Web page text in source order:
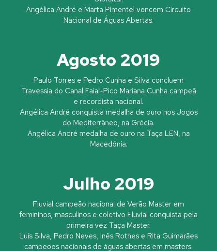
Angélica André e Marta Pimentel vencem Circuito
Nacional de Águas Abertas.
Agosto 2019
Paulo Torres e Pedro Cunha e Silva concluem
Travessia do Canal Faial-Pico Mariana Cunha campeã
e recordista nacional.
Angélica André conquista medalha de ouro nos Jogos
do Mediterrâneo, na Grécia.
Angélica André medalha de ouro na Taça LEN, na
Macedónia.
Julho 2019
Fluvial campeão nacional de Verão Master em
femininos, masculinos e coletivo Fluvial conquista pela
primeira vez Taça Master.
Luís Silva, Pedro Neves, Inês Rothes e Rita Guimarães
campeões nacionais de águas abertas em masters.